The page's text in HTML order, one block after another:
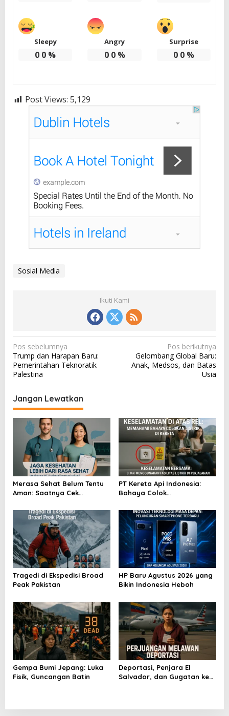
Sleepy
0 0 %
Angry
0 0%
Surprise
0 0%
Post Views: 5,129
Sosial Media
Ikuti Kami
N
a
v
g
a
o
s
Pos sebelumnya
Trump dan Harapan Baru:
Pemerintahan Teknoratik
Palestina
Pos berikutnya
Gelombang Global Baru:
Anak, Medsos, dan Batas
Usia
Jangan Lewatkan
Merasa Sehat Belum Tentu
Aman: Saatnya Cek
PT Kereta Api Indonesia:
Bahaya Colok
Tragedi di Ekspedisi Broad
Peak Pakistan
HP Baru Agustus 2026 yang
Bikin Indonesia Heboh
Gempa Bumi Jepang: Luka
Fisik, Guncangan Batin
Deportasi, Penjara El
Salvador, dan Gugatan ke